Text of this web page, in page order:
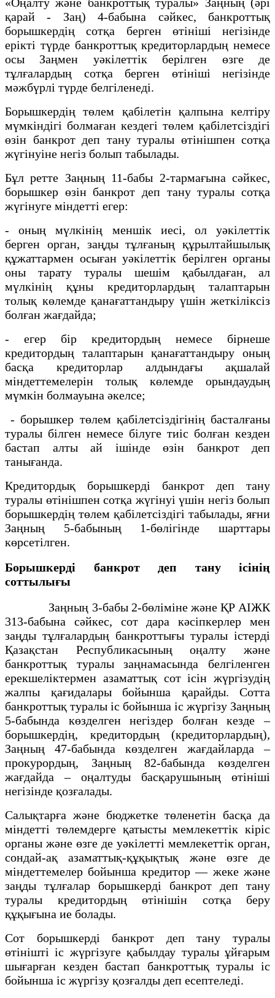
қарай - Заң) 4-бабына сәйкес, банкроттық
борышкердiң сотқа берген өтiнiшi негiзiнде
ерікті түрде банкроттық кредиторлардың немесе
осы Заңмен уәкілеттік берiлген өзге де
тұлғалардың сотқа берген өтiнiшi негiзiнде
мәжбүрлі түрде белгiленедi.
Борышкердiң төлем қабілетін қалпына келтiру
мүмкiндiгi болмаған кездегі төлем қабiлетсiздiгi
өзiн банкрот деп тану туралы өтiнiшпен сотқа
жүгiнуiне негiз болып табылады.
Бұл ретте Заңның 11-бабы 2-тармағына сәйкес,
борышкер өзін банкрот деп тану туралы сотқа
жүгінуге міндетті егер:
- оның мүлкінің меншік иесі, ол уәкілеттік
берген орган, заңды тұлғаның құрылтайшылық
құжаттармен осыған уәкілеттік берілген органы
оны тарату туралы шешім қабылдаған, ал
мүлкінің құны кредиторлардың талаптарын
толық көлемде қанағаттандыру үшін жеткіліксіз
болған жағдайда;
- егер бір кредитордың немесе бірнеше
кредитордың талаптарын қанағаттандыру оның
басқа кредиторлар алдындағы ақшалай
міндеттемелерін толық көлемде орындаудың
мүмкін болмауына әкелсе;
- борышкер төлем қабілетсіздігінің басталғаны
туралы білген немесе білуге тиіс болған кезден
бастап алты ай ішінде өзін банкрот деп
танығанда.
Кредитордық борышкердi банкрот деп тану
туралы өтінішпен сотқа жүгiнуi үшін негiз болып
борышкердiң төлем қабiлетсiздiгi табылады, яғни
Заңның 5-бабының 1-бөлігінде шарттары
көрсетілген.
Борышкерді банкрот деп тану ісінің
соттылығы
Заңның 3-бабы 2-бөліміне және ҚР АІЖК
313-бабына сәйкес, сот дара кәсіпкерлер мен
заңды тұлғалардың банкроттығы туралы iстердi
Қазақстан Республикасының оңалту және
банкроттық туралы заңнамасында белгіленген
ерекшеліктермен азаматтық сот iсiн жүргiзудiң
жалпы қағидалары бойынша қарайды. Сотта
банкроттық туралы іс бойынша іс жүргізу Заңның
5-бабында көзделген негіздер болған кезде –
борышкердiң, кредитордың (кредиторлардың),
Заңның 47-бабында көзделген жағдайларда –
прокурордың, Заңның 82-бабында көзделген
жағдайда – оңалтуды басқарушының өтiнiшi
негiзiнде қозғалады.
Салықтарға және бюджетке төленетін басқа да
міндетті төлемдерге қатысты мемлекеттік кіріс
органы және өзге де уәкілетті мемлекеттік орган,
сондай-ақ азаматтық-құқықтық және өзге де
міндеттемелер бойынша кредитор — жеке және
заңды тұлғалар борышкерді банкрот деп тану
туралы кредитордың өтінішін сотқа беру
құқығына ие болады.
Сот борышкердi банкрот деп тану туралы
өтiнiштi іс жүргiзуге қабылдау туралы ұйғарым
шығарған кезден бастап банкроттық туралы iс
бойынша iс жүргiзу қозғалды деп есептеледі.